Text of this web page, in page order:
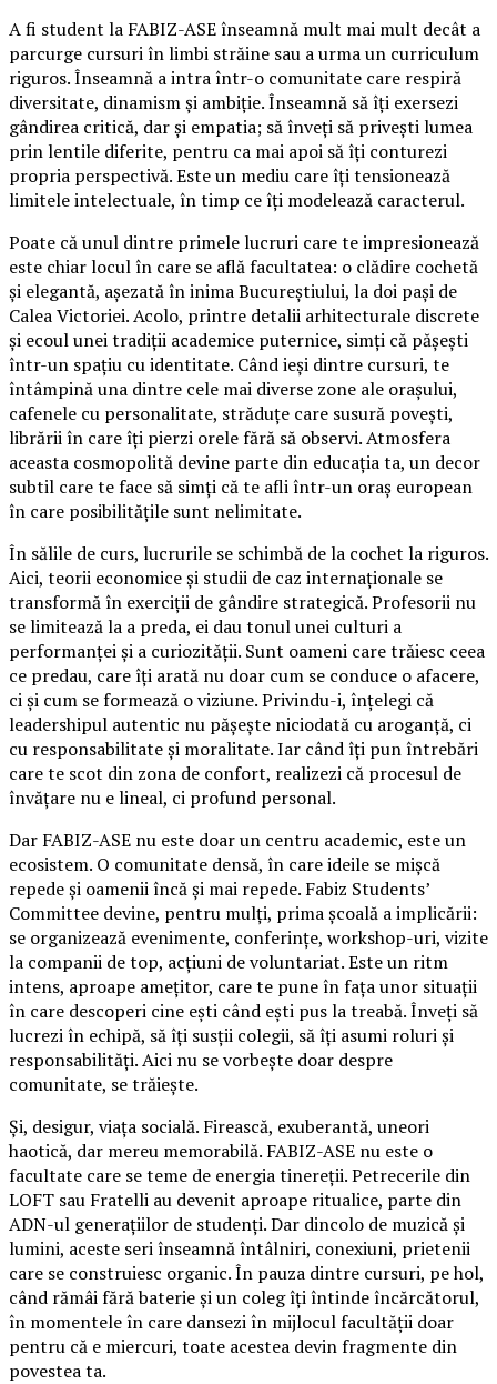
A fi student la FABIZ-ASE înseamnă mult mai mult decât a
parcurge cursuri în limbi străine sau a urma un curriculum
riguros. Înseamnă a intra într-o comunitate care respiră
diversitate, dinamism și ambiție. Înseamnă să îți exersezi
gândirea critică, dar și empatia; să înveți să privești lumea
prin lentile diferite, pentru ca mai apoi să îți conturezi
propria perspectivă. Este un mediu care îți tensionează
limitele intelectuale, în timp ce îți modelează caracterul.
Poate că unul dintre primele lucruri care te impresionează
este chiar locul în care se află facultatea: o clădire cochetă
și elegantă, așezată în inima Bucureștiului, la doi pași de
Calea Victoriei. Acolo, printre detalii arhitecturale discrete
și ecoul unei tradiții academice puternice, simți că pășești
într-un spațiu cu identitate. Când ieși dintre cursuri, te
întâmpină una dintre cele mai diverse zone ale orașului,
cafenele cu personalitate, străduțe care susură povești,
librării în care îți pierzi orele fără să observi. Atmosfera
aceasta cosmopolită devine parte din educația ta, un decor
subtil care te face să simți că te afli într-un oraș european
în care posibilitățile sunt nelimitate.
În sălile de curs, lucrurile se schimbă de la cochet la riguros.
Aici, teorii economice și studii de caz internaționale se
transformă în exerciții de gândire strategică. Profesorii nu
se limitează la a preda, ei dau tonul unei culturi a
performanței și a curiozității. Sunt oameni care trăiesc ceea
ce predau, care îți arată nu doar cum se conduce o afacere,
ci și cum se formează o viziune. Privindu-i, înțelegi că
leadershipul autentic nu pășește niciodată cu aroganță, ci
cu responsabilitate și moralitate. Iar când îți pun întrebări
care te scot din zona de confort, realizezi că procesul de
învățare nu e lineal, ci profund personal.
Dar FABIZ-ASE nu este doar un centru academic, este un
ecosistem. O comunitate densă, în care ideile se mișcă
repede și oamenii încă și mai repede. Fabiz Students’
Committee devine, pentru mulți, prima școală a implicării:
se organizează evenimente, conferințe, workshop-uri, vizite
la companii de top, acțiuni de voluntariat. Este un ritm
intens, aproape amețitor, care te pune în fața unor situații
în care descoperi cine ești când ești pus la treabă. Înveți să
lucrezi în echipă, să îți susții colegii, să îți asumi roluri și
responsabilități. Aici nu se vorbește doar despre
comunitate, se trăiește.
Și, desigur, viața socială. Firească, exuberantă, uneori
haotică, dar mereu memorabilă. FABIZ-ASE nu este o
facultate care se teme de energia tinereții. Petrecerile din
LOFT sau Fratelli au devenit aproape ritualice, parte din
ADN-ul generațiilor de studenți. Dar dincolo de muzică și
lumini, aceste seri înseamnă întâlniri, conexiuni, prietenii
care se construiesc organic. În pauza dintre cursuri, pe hol,
când rămâi fără baterie și un coleg îți întinde încărcătorul,
în momentele în care dansezi în mijlocul facultății doar
pentru că e miercuri, toate acestea devin fragmente din
povestea ta.